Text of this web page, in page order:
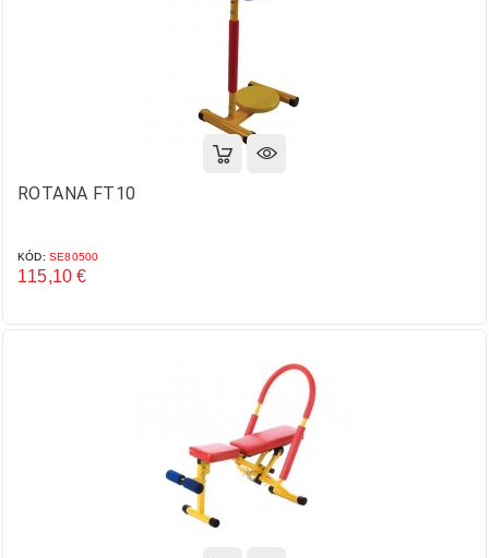
ROTANA FT10
KÓD: SE80500
115,10 €